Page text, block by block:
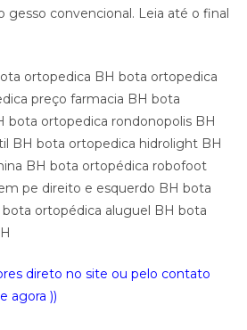
gesso convencional. Leia até o final
ortopedica BH bota ortopedica
preço farmacia BH bota
bota ortopedica rondonopolis BH
BH bota ortopedica hidrolight BH
BH bota ortopédica robofoot
pe direito e esquerdo BH bota
ortopédica aluguel BH bota
direto no site ou pelo contato
agora ))